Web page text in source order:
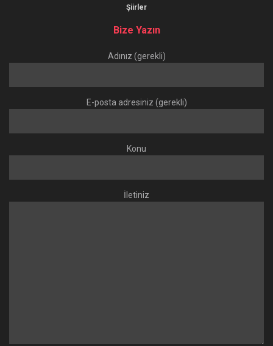
Şiirler
Bize Yazın
Adınız (gerekli)
E-posta adresiniz (gerekli)
Konu
İletiniz